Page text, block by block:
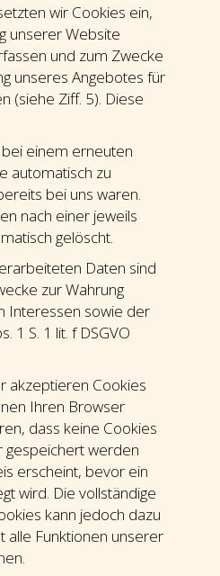
wir Cookies ein,
unserer Website
und zum Zwecke
unseres Angebotes für
(siehe Ziff. 5). Diese
einem erneuten
automatisch zu
bei uns waren.
nach einer jeweils
gelöscht.
Daten sind
zur Wahrung
Interessen sowie der
1 S. 1 lit. f DSGVO
akzeptieren Cookies
Ihren Browser
dass keine Cookies
werden
erscheint, bevor ein
wird. Die vollständige
kann jedoch dazu
alle Funktionen unserer